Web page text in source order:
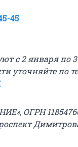
45
с 2 января по
уточняйте по
ОГРН